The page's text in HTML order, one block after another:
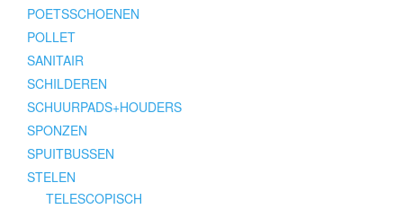
POETSSCHOENEN
POLLET
SANITAIR
SCHILDEREN
SCHUURPADS+HOUDERS
SPONZEN
SPUITBUSSEN
STELEN
TELESCOPISCH